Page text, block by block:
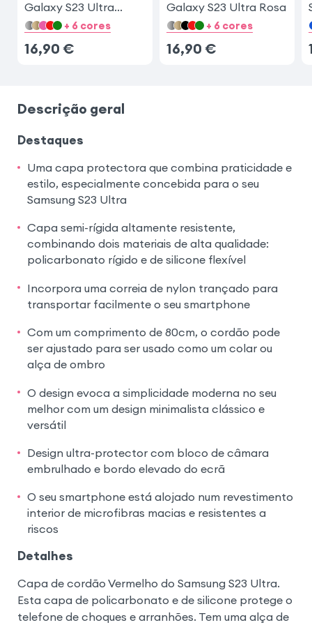
Galaxy S23 Ultra
Preto
+ 6 cores
16,90 €
Galaxy S23 Ultra Rosa
+ 6 cores
16,90 €
Descrição geral
Destaques
Uma capa protectora que combina praticidade e
estilo, especialmente concebida para o seu
Samsung S23 Ultra
Capa semi-rígida altamente resistente,
combinando dois materiais de alta qualidade:
policarbonato rígido e de silicone flexível
Incorpora uma correia de nylon trançado para
transportar facilmente o seu smartphone
Com um comprimento de 80cm, o cordão pode
ser ajustado para ser usado como um colar ou
alça de ombro
O design evoca a simplicidade moderna no seu
melhor com um design minimalista clássico e
versátil
Design ultra-protector com bloco de câmara
embrulhado e bordo elevado do ecrã
O seu smartphone está alojado num revestimento
interior de microfibras macias e resistentes a
riscos
Detalhes
Capa de cordão Vermelho do Samsung S23 Ultra.
Esta capa de policarbonato e de silicone protege o
telefone de choques e arranhões. Tem uma alça de